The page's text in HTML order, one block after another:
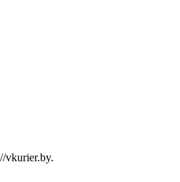
vkurier.by.